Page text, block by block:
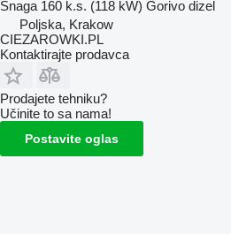
Snaga 160 k.s. (118 kW) Gorivo dizel
Poljska, Krakow
CIEZAROWKI.PL
Kontaktirajte prodavca
Prodajete tehniku?
Učinite to sa nama!
Postavite oglas